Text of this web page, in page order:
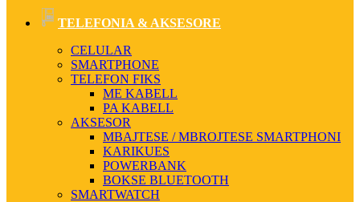
TELEFONIA & AKSESORE
CELULAR
SMARTPHONE
TELEFON FIKS
ME KABELL
PA KABELL
AKSESOR
MBAJTESE / MBROJTESE SMARTPHONI
KARIKUES
POWERBANK
BOKSE BLUETOOTH
SMARTWATCH